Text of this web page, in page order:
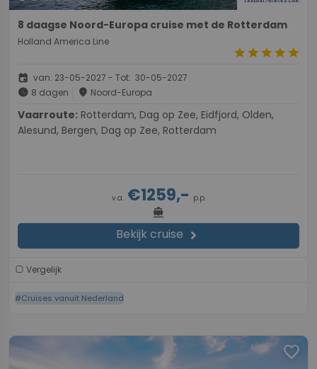
8 daagse Noord-Europa cruise met de Rotterdam
Holland America Line
starstarstarstarstar
event van: 23-05-2027 - Tot: 30-05-2027
schedule 8 dagen place Noord-Europa
Vaarroute:
Alesund, Bergen, Dag op Zee, Rotterdam
v.a.€1259,- p.p.
directions_boat
Bekijk cruise chevron_right
Vergelijk
#Cruises vanuit Nederland
favorite